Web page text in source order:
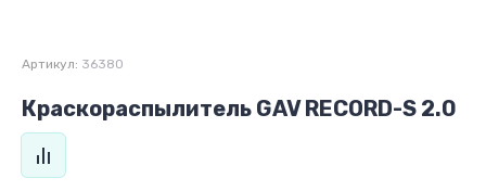
Артикул: 36380
Краскораспылитель GAV RECORD-S 2.0